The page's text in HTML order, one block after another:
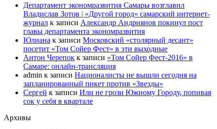
Департамент экономразвития Самары возглавил
Владислав Зотов | «Другой город» самарский интернет-
журнал к записи Александр Андриянов покинул пост
главы департамента экономразвития
Юлиана к записи Московский «столярный десант»
посетит «Том Сойер Фест» в эти выходные
Антон Черепок к записи «Том Сойер Фест-2016» в
Самаре: онлайн-трансляция
admin к записи Националисты не вышли сегодня на
запланированный пикет против «Звезды»
Сергей к записи Или не грози Южному Городу, попивая
сок у себя в квартале
Архивы